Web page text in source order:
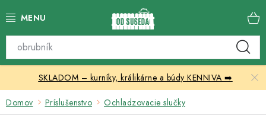
na
Katalóg produktov
Skleníky
Nábytok
SKLADOM – kurníky, králikárne a búdy KENNIVA ➡️
Domov Príslušenstvo Ochladzovacie slučky